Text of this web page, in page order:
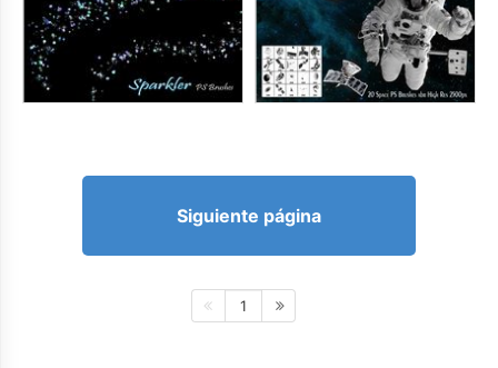
Siguiente página
1